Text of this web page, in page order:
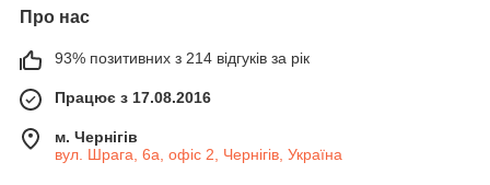
Про нас
93% позитивних з 214 відгуків за рік
Працює з 17.08.2016
м. Чернігів
вул. Шрага, 6а, офіс 2, Чернігів, Україна